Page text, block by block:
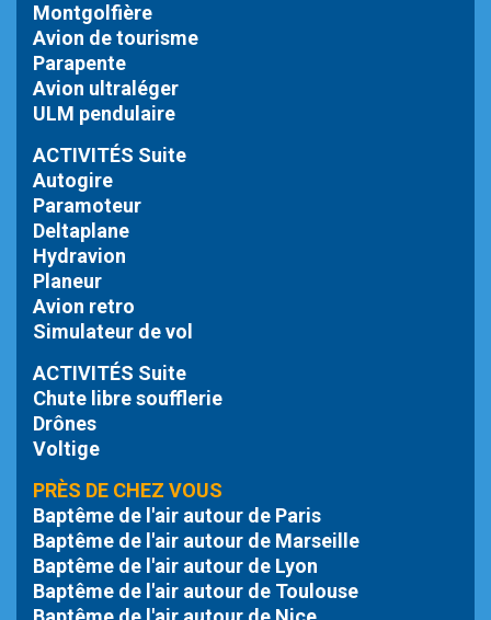
Montgolfière
Avion de tourisme
Parapente
Avion ultraléger
ULM pendulaire
ACTIVITÉS Suite
Autogire
Paramoteur
Deltaplane
Hydravion
Planeur
Avion retro
Simulateur de vol
ACTIVITÉS Suite
Chute libresoufflerie
Drônes
Voltige
PRÈS DE CHEZ VOUS
Baptême de l'air autour de Paris
Baptême de l'air autour de Marseille
Baptême de l'air autour de Lyon
Baptême de l'air autour de Toulouse